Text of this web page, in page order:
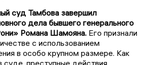
суд Тамбова завершил
дела бывшего генерального
Романа Шамояна. Его признали
с использованием
в особо крупном размере. Как
суде, преступные действия